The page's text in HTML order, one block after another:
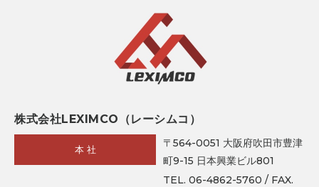
株式会社LEXIMCO（レーシムコ）
本 社
〒564-0051 大阪府吹田市豊津
町9-15 日本興業ビル801
TEL. 06-4862-5760 / FAX.